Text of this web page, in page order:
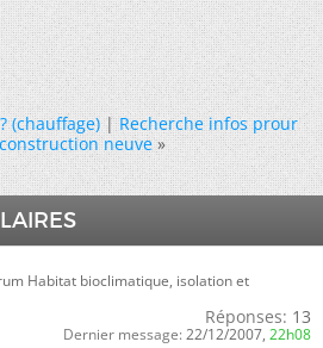
(chauffage)|Recherche infos prour
neuve »
Habitat bioclimatique, isolation et
Réponses: 13
Dernier message: 22/12/2007, 22h08